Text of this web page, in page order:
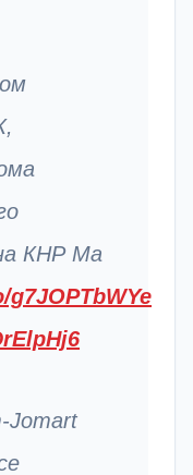
КНР Ма
Jomart